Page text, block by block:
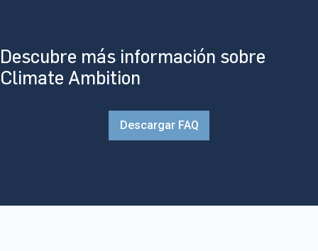
Descubre más información sobre
Climate Ambition
Descargar FAQ